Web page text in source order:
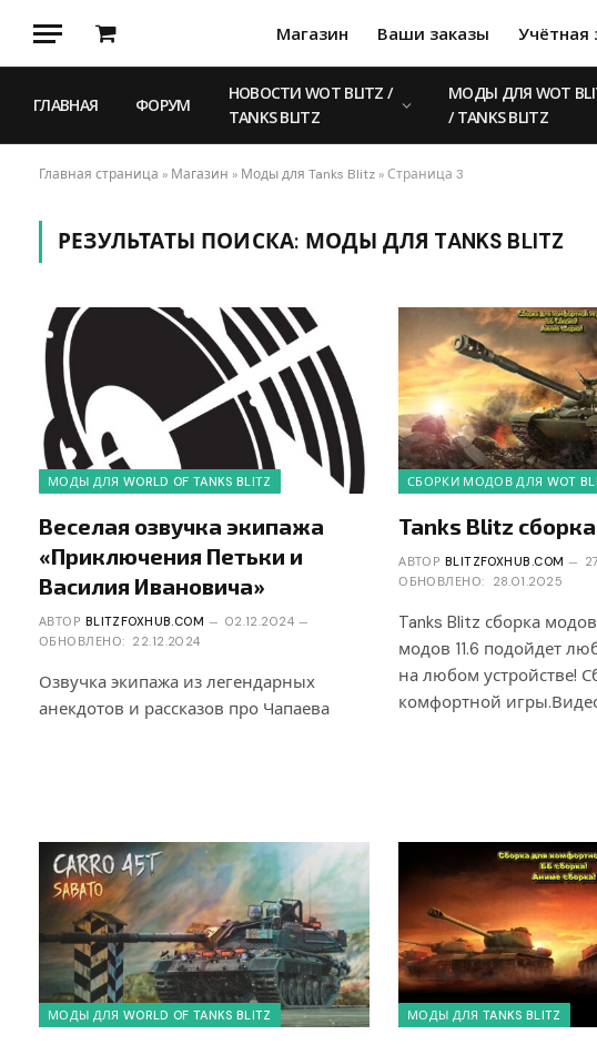
Корзина
Магазин Ваши заказы Учётная
ГЛАВНАЯ ФОРУМ
НОВОСТИ WOT BLITZ /
TANKS BLITZ
МОДЫ ДЛЯ WOT
/ TANKS BLITZ
Главная страница » Магазин » Моды для Tanks Blitz »Страница 3
РЕЗУЛЬТАТЫ ПОИСКА: МОДЫ ДЛЯ TANKS BLITZ
МОДЫ ДЛЯ WORLD OF TANKS BLITZ
Веселая озвучка экипажа
«Приключения Петьки и
Василия Ивановича»
АВТОР BLITZFOXHUB.COM
02.12.2024
ОБНОВЛЕНО: 22.12.2024
Озвучка экипажа из легендарных
анекдотов и рассказов про Чапаева
СБОРКИ МОДОВ ДЛЯ WOT
Tanks Blitz
АВТОР BLITZFOXHUB.COM
ОБНОВЛЕНО:
28.01.2025
Tanks Blitz сборка модов
модов 11.6 подойдет
на любом устройстве!
комфортной
МОДЫ ДЛЯ WORLD OF TANKS BLITZ МОДЫ ДЛЯ TANKS BLITZ